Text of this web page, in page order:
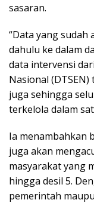
sasaran.
“Data yang sudah
dahulu ke dalam
data intervensi
Nasional
juga sehingga
terkelola dalam
Ia menambahkan
juga akan
masyarakat yang
hingga desil 5.
pemerintah